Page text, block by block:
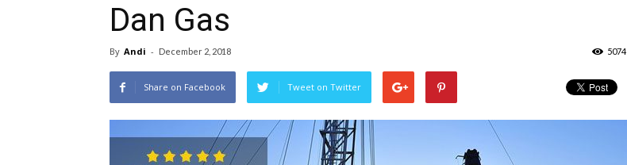
Dan Gas
By Andi - December 2, 2018 5074
Share on Facebook Tweet on Twitter